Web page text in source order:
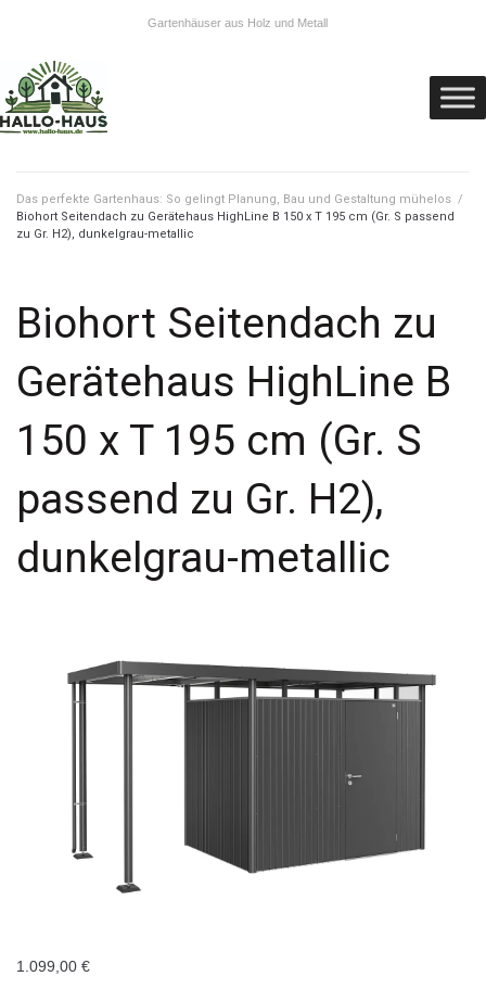
Gartenhäuser aus Holz und Metall
Das perfekte Gartenhaus: So gelingt Planung, Bau und Gestaltung mühelos /
Biohort Seitendach zu Gerätehaus HighLine B 150 x T 195 cm (Gr. S passend
zu Gr. H2), dunkelgrau-metallic
Biohort Seitendach zu
Gerätehaus HighLine B
150 x T 195 cm (Gr. S
passend zu Gr. H2),
dunkelgrau-metallic
1.099,00 €